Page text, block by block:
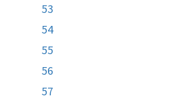
53
54
55
56
57